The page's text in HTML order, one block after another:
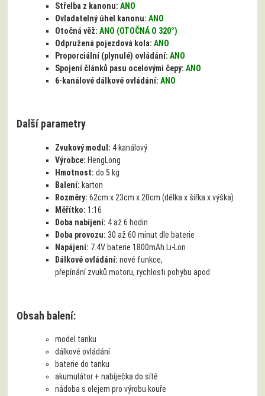
Střelba z kanonu:ANO
Ovladatelný úhel kanonu:ANO
Otočná věž:ANO (OTOČNÁ O 320°)
Odpružená pojezdová kola:ANO
Proporciální (plynulé) ovládání:ANO
Spojení článků pasu ocelovými čepy:ANO
6-kanálové dálkové ovládání:ANO
Další parametry
Zvukový modul: 4 kanálový
Výrobce: HengLong
Hmotnost:do 5 kg
Balení: karton
Rozměry:62cm x 23cm x 20cm (délka x šířka x výška)
Měřítko:1:16
Doba nabíjení: 4 až 6 hodin
Doba provozu:30 až 60 minut dle baterie
Napájení: 7.4V baterie 1800mAh Li-Lon
Dálkové ovládání:nové funkce,
přepínání zvuků motoru, rychlosti pohybu apod
Obsah balení:
model tanku
dálkové ovládání
baterie do tanku
akumulátor + nabíječka do sítě
nádoba s olejem pro výrobu kouře